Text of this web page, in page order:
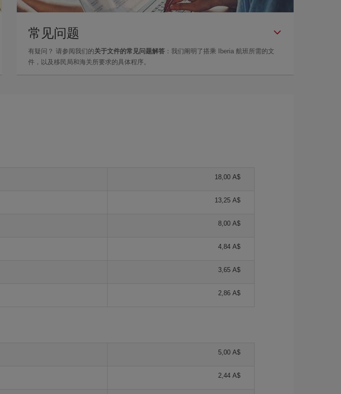
常见问题
有疑问？ 请参阅我们的关于文件的常见问题解答 ：我们阐明了搭乘 Iberia 航班所需的文
件，以及移民局和海关所要求的具体程序。
18,00 A$
13,25 A$
8,00 A$
4,84 A$
3,65 A$
2,86 A$
5,00 A$
2,44 A$